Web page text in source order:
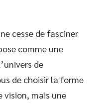
cesse de fasciner
comme une
de
de choisir la forme
vision, mais une